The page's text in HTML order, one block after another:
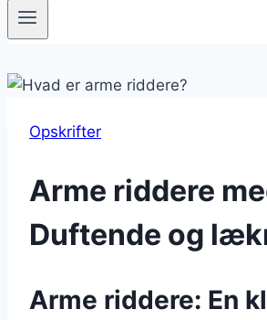
Opskrifter
Arme riddere
Duftende og
Arme riddere: En